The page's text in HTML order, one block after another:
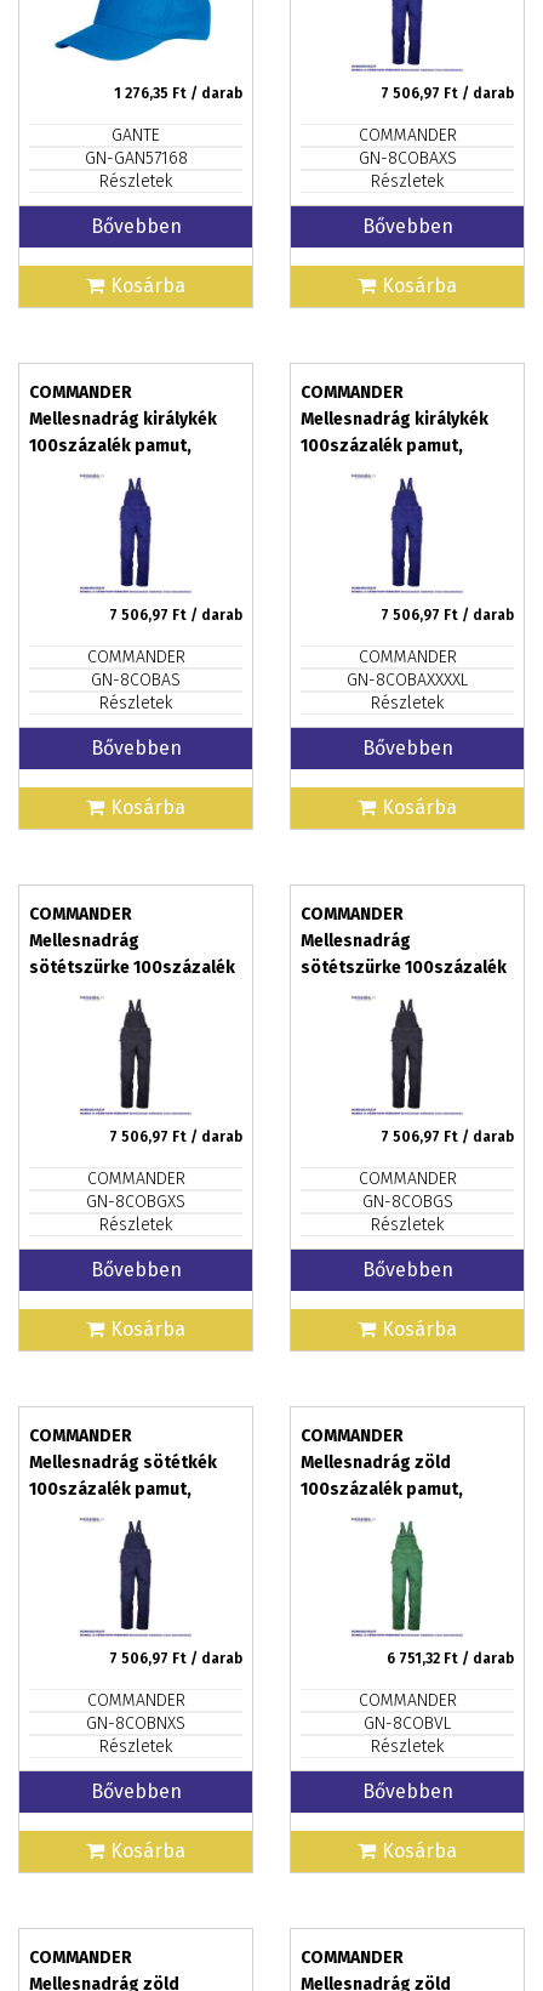
1 276,35 Ft / darab
GANTE
GN-GAN57168
Részletek
Bővebben
Kosárba
7 506,97 Ft / darab
COMMANDER
GN-8COBAXS
Részletek
Bővebben
Kosárba
COMMANDER
Mellesnadrág királykék
100százalék pamut,
méret: S
7 506,97 Ft / darab
COMMANDER
GN-8COBAS
Részletek
Bővebben
Kosárba
COMMANDER
Mellesnadrág királykék
100százalék pamut,
méret: XXXXL
7 506,97 Ft / darab
COMMANDER
GN-8COBAXXXXL
Részletek
Bővebben
Kosárba
COMMANDER
Mellesnadrág
sötétszürke 100százalék
pamut, méret: XS
7 506,97 Ft / darab
COMMANDER
GN-8COBGXS
Részletek
Bővebben
Kosárba
COMMANDER
Mellesnadrág
sötétszürke 100százalék
pamut, méret: S
7 506,97 Ft / darab
COMMANDER
GN-8COBGS
Részletek
Bővebben
Kosárba
COMMANDER
Mellesnadrág sötétkék
100százalék pamut,
méret: XS
7 506,97 Ft / darab
COMMANDER
GN-8COBNXS
Részletek
Bővebben
Kosárba
COMMANDER
Mellesnadrág zöld
100százalék pamut,
méret: L
6 751,32 Ft / darab
COMMANDER
GN-8COBVL
Részletek
Bővebben
Kosárba
COMMANDER
Mellesnadrág zöld
COMMANDER
Mellesnadrág zöld